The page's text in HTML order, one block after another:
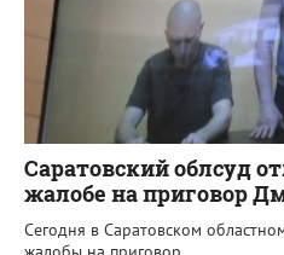
Саратовский облсуд
жалобе на приговор
Сегодня в Саратовском